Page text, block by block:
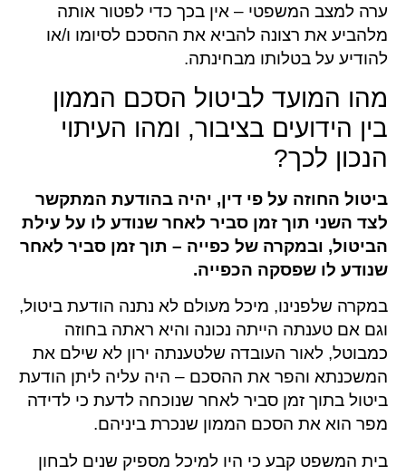
ערה למצב המשפטי – אין בכך כדי לפטור אותה
מלהביע את רצונה להביא את ההסכם לסיומו ו/או
להודיע על בטלותו מבחינתה.
מהו המועד לביטול הסכם הממון
בין הידועים בציבור, ומהו העיתוי
הנכון לכך?
ביטול החוזה על פי דין, יהיה בהודעת המתקשר
לצד השני תוך זמן סביר לאחר שנודע לו על עילת
הביטול, ובמקרה של כפייה – תוך זמן סביר לאחר
שנודע לו שפסקה הכפייה.
במקרה שלפנינו, מיכל מעולם לא נתנה הודעת ביטול,
וגם אם טענתה הייתה נכונה והיא ראתה בחוזה
כמבוטל, לאור העובדה שלטענתה ירון לא שילם את
המשכנתא והפר את ההסכם – היה עליה ליתן הודעת
ביטול בתוך זמן סביר לאחר שנוכחה לדעת כי לדידה
מפר הוא את הסכם הממון שנכרת ביניהם.
בית המשפט קבע כי היו למיכל מספיק שנים לבחון